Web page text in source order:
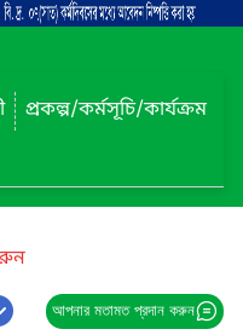
প্রকল্প/কর্মসূচি/কার্যক্রম
আপনার মতামত প্রদান করুন